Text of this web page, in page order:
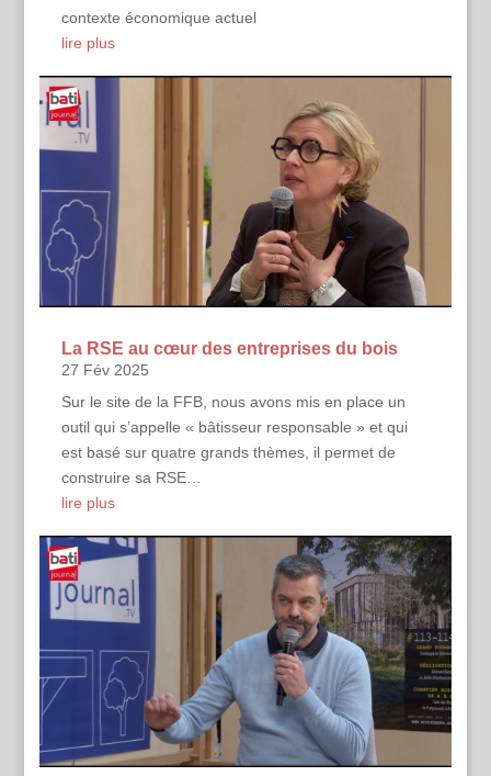
contexte économique actuel
lire plus
La RSE au cœur des entreprises du bois
27 Fév 2025
Sur le site de la FFB, nous avons mis en place un
outil qui s’appelle « bâtisseur responsable » et qui
est basé sur quatre grands thèmes, il permet de
construire sa RSE…
lire plus